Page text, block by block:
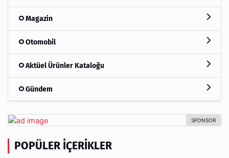
Magazin
Otomobil
Aktüel Ürünler Kataloğu
Gündem
POPÜLER İÇERIKLER